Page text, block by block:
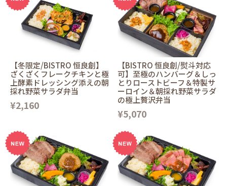
【冬限定/BISTRO 恒良創】
ざくざくフレークチキンと極
上酵素ドレッシング添えの朝
採れ野菜サラダ弁当
¥2,160
【BISTRO 恒良創/熨斗対応
可】至極のハンバーグ＆しっ
とりローストビーフ＆特製サ
ーロイン＆朝採れ野菜サラダ
の極上贅沢弁当
¥5,070